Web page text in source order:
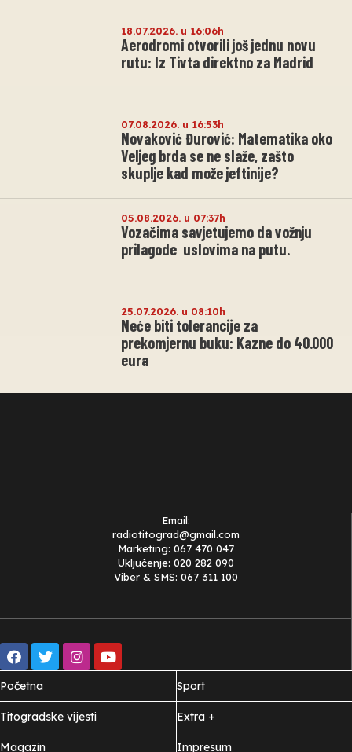
18.07.2026. u 16:06h
Aerodromi otvorili još jednu novu
rutu: Iz Tivta direktno za Madrid
07.08.2026. u 16:53h
Novaković Đurović: Matematika oko
Veljeg brda se ne slaže, zašto
skuplje kad može jeftinije?
05.08.2026. u 07:37h
Vozačima savjetujemo da vožnju
prilagode uslovima na putu.
25.07.2026. u 08:10h
Neće biti tolerancije za
prekomjernu buku: Kazne do 40.000
eura
Email:
radiotitograd@gmail.com
Marketing: 067 470 047
Uključenje: 020 282 090
Viber & SMS: 067 311 100
Početna
Titogradske vijesti
Magazin
Sport
Extra +
Impresum